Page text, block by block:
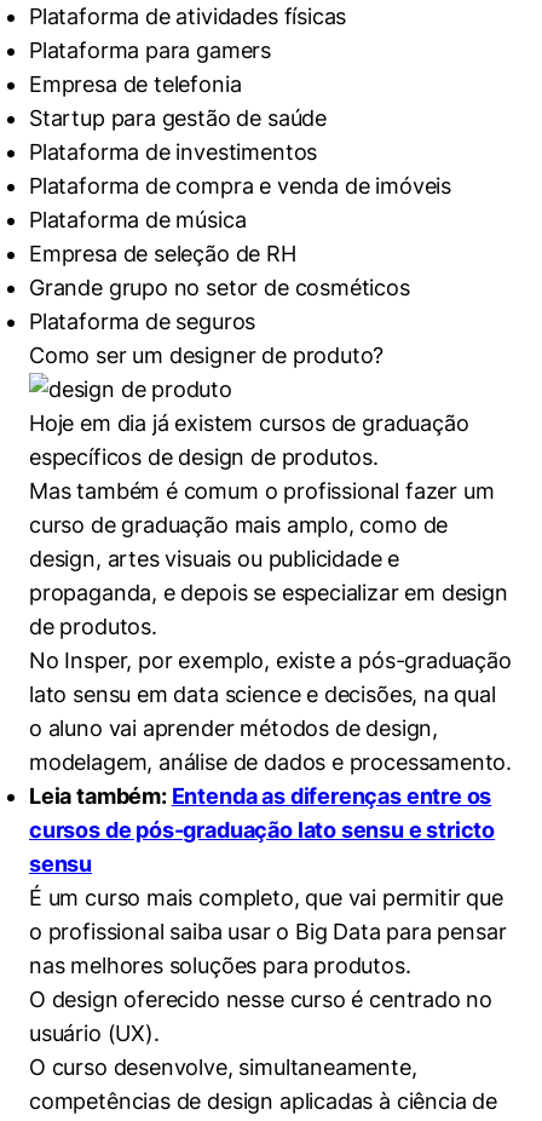
Plataforma de atividades físicas
Plataforma para gamers
Empresa de telefonia
Startup para gestão de saúde
Plataforma de investimentos
Plataforma de compra e venda de imóveis
Plataforma de música
Empresa de seleção de RH
Grande grupo no setor de cosméticos
Plataforma de seguros
Como ser um designer de produto?
Hoje em dia já existem cursos de graduação
específicos de design de produtos.
Mas também é comum o profissional fazer um
curso de graduação mais amplo, como de
design, artes visuais ou publicidade e
propaganda, e depois se especializar em design
de produtos.
No Insper, por exemplo, existe a pós-graduação
lato sensu em data science e decisões, na qual
o aluno vai aprender métodos de design,
modelagem, análise de dados e processamento.
Leia também: Entenda as diferenças entre os
cursos de pós-graduação lato sensu e stricto
sensu
É um curso mais completo, que vai permitir que
o profissional saiba usar o Big Data para pensar
nas melhores soluções para produtos.
O design oferecido nesse curso é centrado no
usuário (UX).
O curso desenvolve, simultaneamente,
competências de design aplicadas à ciência de